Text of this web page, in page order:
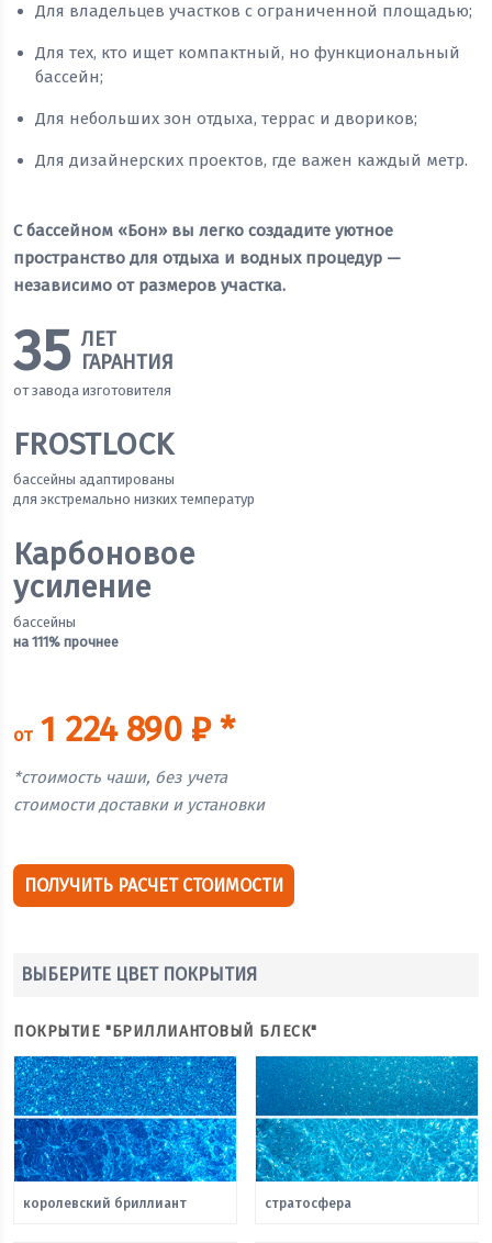
Для владельцев участков с ограниченной площадью;
Для тех, кто ищет компактный, но функциональный
бассейн;
Для небольших зон отдыха, террас и двориков;
Для дизайнерских проектов, где важен каждый метр.
С бассейном «Бон» вы легко создадите уютное
пространство для отдыха и водных процедур —
независимо от размеров участка.
35 ЛЕТ
ГАРАНТИЯ
от завода изготовителя
FROSTLOCK
бассейны адаптированы
для экстремально низких температур
Карбоновое
усиление
бассейны
на 111% прочнее
от1 224 890 ₽ *
*стоимость чаши, без учета
стоимости доставки и установки
ПОЛУЧИТЬ РАСЧЕТ СТОИМОСТИ
ВЫБЕРИТЕ ЦВЕТ ПОКРЫТИЯ
ПОКРЫТИЕ "БРИЛЛИАНТОВЫЙ БЛЕСК"
королевский бриллиант стратосфера